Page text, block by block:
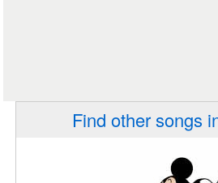
Find other songs